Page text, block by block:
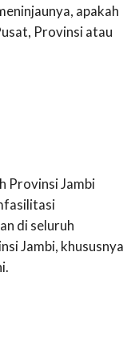
apakah
Provinsi atau
Provinsi Jambi
di seluruh
Jambi, khususnya